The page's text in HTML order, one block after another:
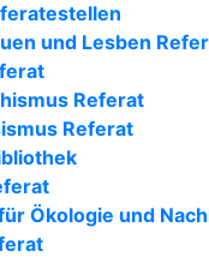
und Lesben
Referat
Referat
Ökologie und